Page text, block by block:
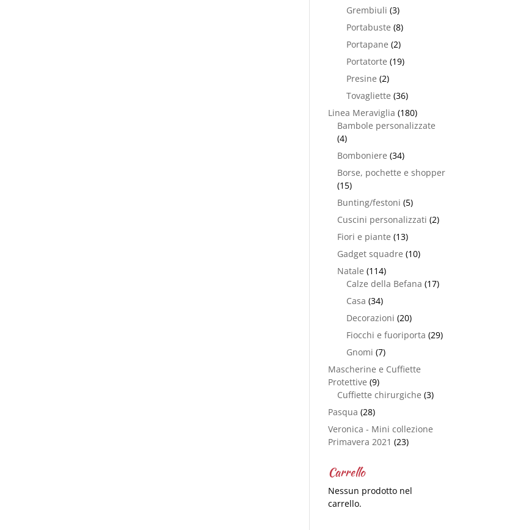
Grembiuli (3)
Portabuste (8)
Portapane (2)
Portatorte (19)
Presine (2)
Tovagliette (36)
Linea Meraviglia (180)
Bambole personalizzate
(4)
Bomboniere (34)
Borse, pochette e shopper
(15)
Bunting/festoni (5)
Cuscini personalizzati (2)
Fiori e piante (13)
Gadget squadre (10)
Natale (114)
Calze della Befana (17)
Casa (34)
Decorazioni (20)
Fiocchi e fuoriporta (29)
Gnomi (7)
Mascherine e Cuffiette
Protettive (9)
Cuffiette chirurgiche (3)
Pasqua (28)
Veronica - Mini collezione
Primavera 2021 (23)
Carrello
Nessun prodotto nel
carrello.